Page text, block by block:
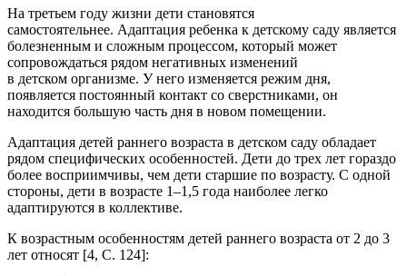
На третьем году жизни дети становятся
самостоятельнее. Адаптация ребенка к детскому саду является
болезненным и сложным процессом, который может
сопровождаться рядом негативных изменений
в детском организме. У него изменяется режим дня,
появляется постоянный контакт со сверстниками, он
находится большую часть дня в новом помещении.
Адаптация детей раннего возраста в детском саду обладает
рядом специфических особенностей. Дети до трех лет гораздо
более восприимчивы, чем дети старшие по возрасту. С одной
стороны, дети в возрасте 1–1,5 года наиболее легко
адаптируются в коллективе.
К возрастным особенностям детей раннего возраста от 2 до 3
лет относят [4, С. 124]: